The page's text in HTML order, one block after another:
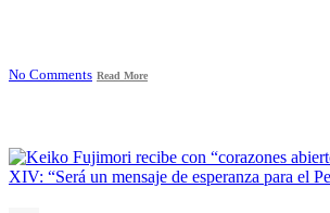
No Comments Read More